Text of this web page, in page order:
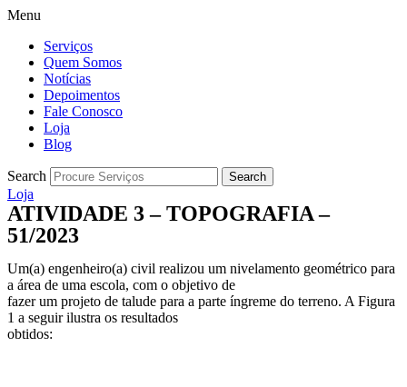
Menu
Serviços
Quem Somos
Notícias
Depoimentos
Fale Conosco
Loja
Blog
Search Search
Loja
ATIVIDADE 3 – TOPOGRAFIA –
51/2023
Um(a) engenheiro(a) civil realizou um nivelamento geométrico para
a área de uma escola, com o objetivo de
fazer um projeto de talude para a parte íngreme do terreno. A Figura
1 a seguir ilustra os resultados
obtidos: